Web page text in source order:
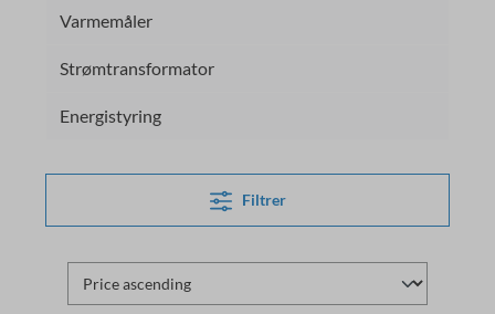
Varmemåler
Strømtransformator
Energistyring
Filtrer